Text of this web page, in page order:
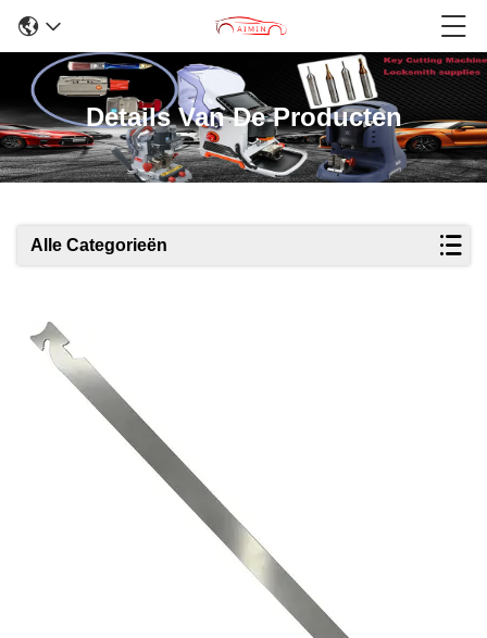
Details Van De Producten
Alle Categorieën